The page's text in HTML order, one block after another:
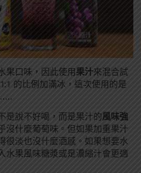
果口味，因此使用果汁來混合試
的比例加滿冰，這次使用的是
是說不好喝，而是果汁的風味強
沒什麼葡萄味。但如果加重果汁
很淡也沒什麼酒感。如果想要水
水果風味糖漿或是濃縮汁會更適